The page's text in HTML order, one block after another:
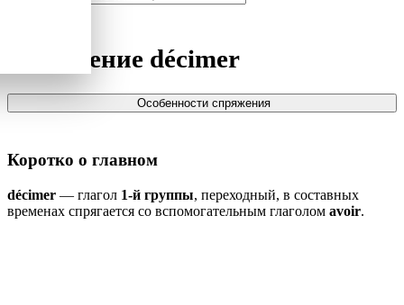
Спряжение décimer
Особенности спряжения
Коротко о главном
décimer — глагол 1-й группы, переходный, в составных
временах спрягается со вспомогательным глаголом avoir.